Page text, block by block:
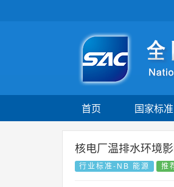
首页 国家标准
核电厂温排水环境
行业标准-NB 能源 推